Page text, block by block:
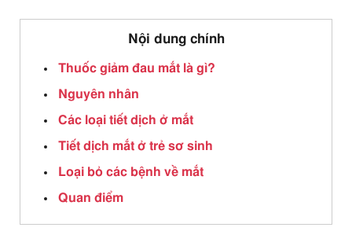
Nội dung chính
Thuốc giảm đau mắt là gì?
Nguyên nhân
Các loại tiết dịch ở mắt
Tiết dịch mắt ở trẻ sơ sinh
Loại bỏ các bệnh về mắt
Quan điểm